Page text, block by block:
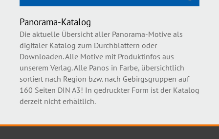
Panorama-Katalog
Die aktuelle Übersicht aller Panorama-Motive als
digitaler Katalog zum Durchblättern oder
Downloaden. Alle Motive mit Produktinfos aus
unserem Verlag. Alle Panos in Farbe, übersichtlich
sortiert nach Region bzw. nach Gebirgsgruppen auf
160 Seiten DIN A3! In gedruckter Form ist der Katalog
derzeit nicht erhältlich.